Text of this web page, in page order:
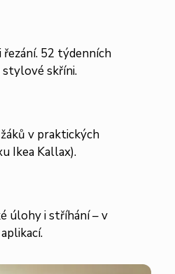
řezání. 52 týdenních
stylové skříni.
v praktických
Ikea Kallax).
úlohy i stříhání – v